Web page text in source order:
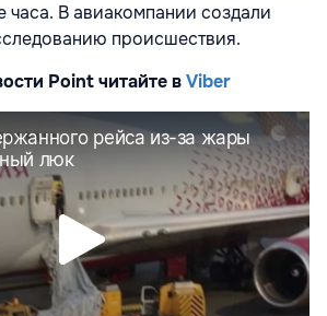
часа. В авиакомпании создали
происшествия.
Point читайте вViber